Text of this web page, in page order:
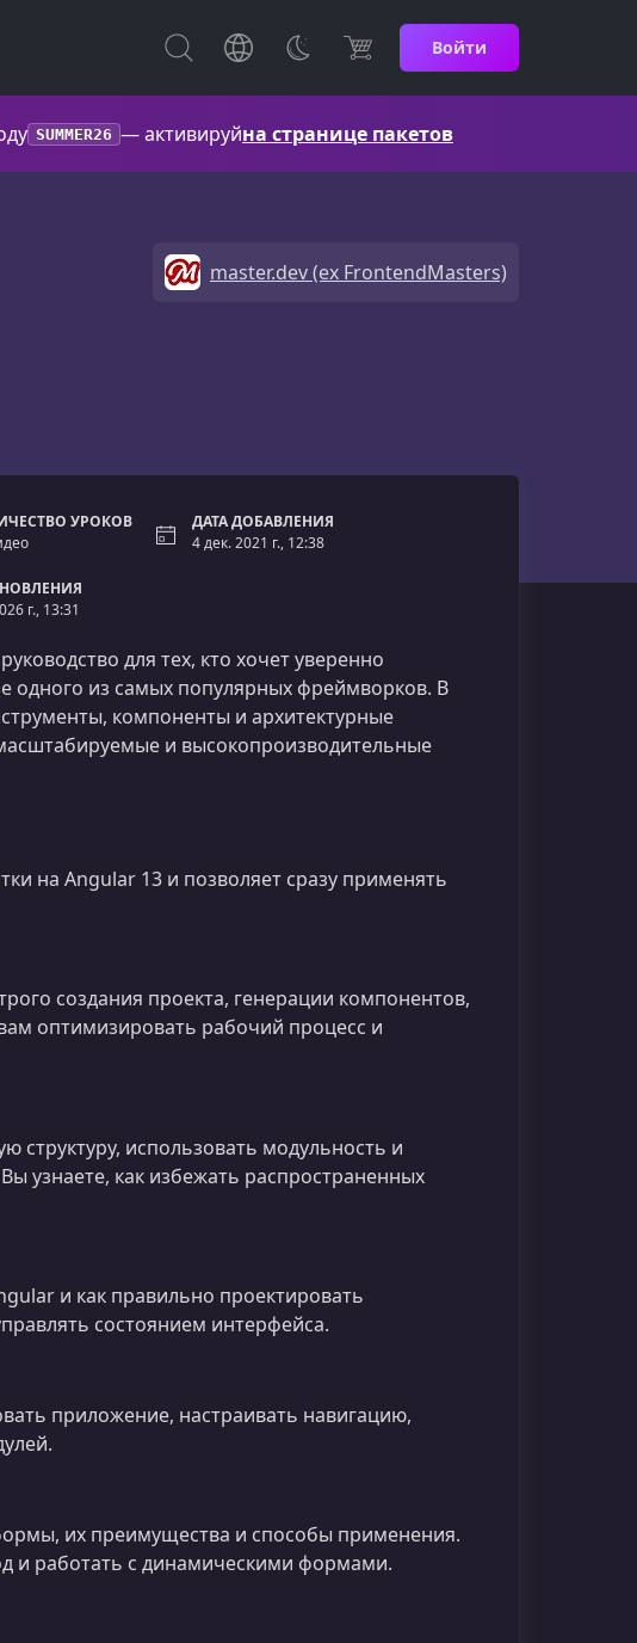
Войти
SUMMER26 — активируйна странице пакетов
master.dev (ex FrontendMasters)
УРОКОВ
ДАТА ДОБАВЛЕНИЯ
4 дек. 2021 г., 12:38
г., 13:31
для тех, кто хочет уверенно
одного из самых популярных фреймворков. В
компоненты и архитектурные
и высокопроизводительные
на Angular 13 и позволяет сразу применять
создания проекта, генерации компонентов,
оптимизировать рабочий процесс и
структуру, использовать модульность и
узнаете, как избежать распространенных
и как правильно проектировать
состоянием интерфейса.
приложение, настраивать навигацию,
их преимущества и способы применения.
и работать с динамическими формами.